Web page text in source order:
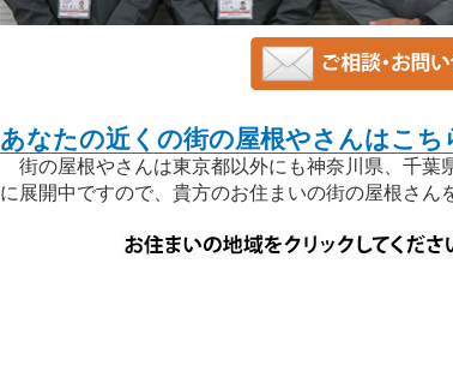
あなたの近くの街の屋根やさんはこち
街の屋根やさんは東京都以外にも神奈川県、千葉
に展開中ですので、貴方のお住まいの街の屋根さん